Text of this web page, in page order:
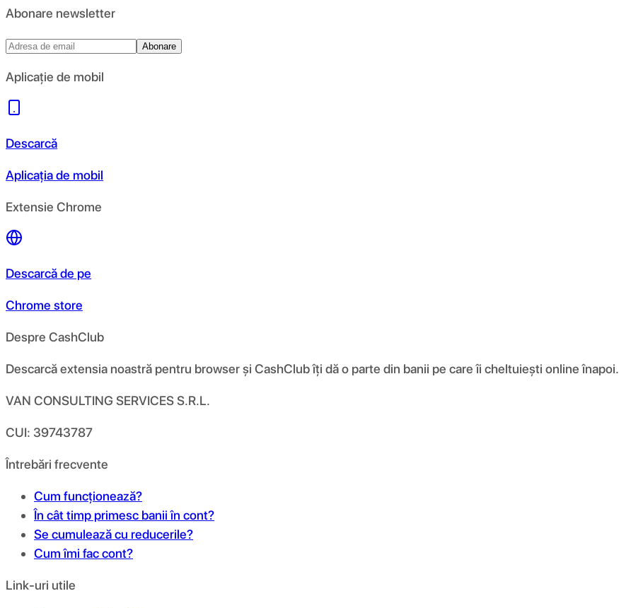
Abonare newsletter
Abonare
Aplicație de mobil
Descarcă
Aplicația de mobil
Extensie Chrome
Descarcă de pe
Chrome store
Despre CashClub
Descarcă extensia noastră pentru browser și CashClub îți dă o parte din banii pe care îi cheltuiești online înapoi.
VAN CONSULTING SERVICES S.R.L.
CUI: 39743787
Întrebări frecvente
Cum funcționează?
În cât timp primesc banii în cont?
Se cumulează cu reducerile?
Cum îmi fac cont?
Link-uri utile